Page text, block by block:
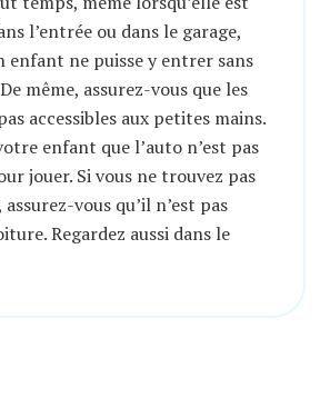
l’entrée ou dans le garage,
enfant ne puisse y entrer sans
même, assurez-vous que les
accessibles aux petites mains.
enfant que l’auto n’est pas
jouer. Si vous ne trouvez pas
vous qu’il n’est pas
Regardez aussi dans le